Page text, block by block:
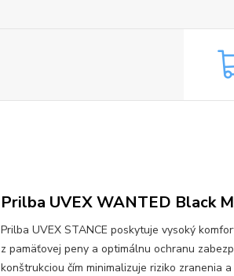
Prilba UVEX WANTED Black
Prilba UVEX STANCE poskytuje vysoký
z pamäťovej peny a optimálnu ochranu
konštrukciou čím minimalizuje riziko zranenia